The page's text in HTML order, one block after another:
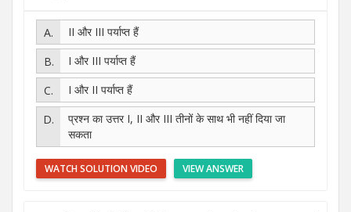
II और III पर्याप्त हैं
I और III पर्याप्त हैं
I और II पर्याप्त हैं
प्रश्न का उत्तर I, II और III तीनों के साथ भी नहीं दिया जा
सकता
VIEW ANSWER
WATCH SOLUTION VIDEO